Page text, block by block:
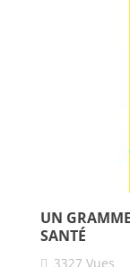
UN
SANTÉ
3327 Vues